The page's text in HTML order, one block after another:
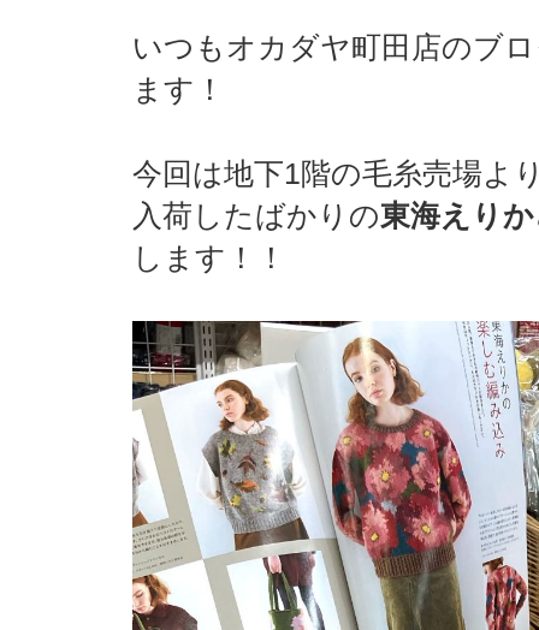
いつもオカダヤ町田店のブ
ます！
今回は地下1階の毛糸売場よ
入荷したばかりの東海えり
します！！